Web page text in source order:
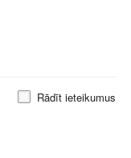
Rādīt ieteikumus